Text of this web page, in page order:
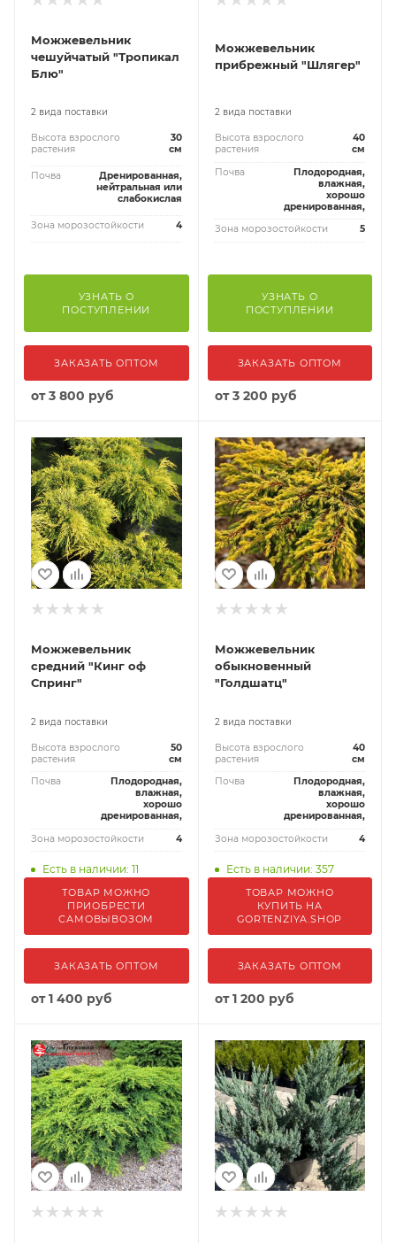
Можжевельник
чешуйчатый "Тропикал
Блю"
2 вида поставки
Высота взрослого
растения
30
см
Почва
Дренированная,
нейтральная или
слабокислая
Зона морозостойкости 4
УЗНАТЬ О
ПОСТУПЛЕНИИ
ЗАКАЗАТЬ ОПТОМ
от3 800 руб
Можжевельник
прибрежный "Шлягер"
2 вида поставки
Высота взрослого
растения
40
см
Почва
Плодородная,
влажная,
хорошо
дренированная,
Зона морозостойкости
5
УЗНАТЬ О
ПОСТУПЛЕНИИ
ЗАКАЗАТЬ ОПТОМ
от3 200 руб
Можжевельник
средний "Кинг оф
Спринг"
2 вида поставки
Высота взрослого
растения
50
см
Почва
Плодородная,
влажная,
хорошо
дренированная,
Зона морозостойкости
4
Есть в наличии: 11
ТОВАР МОЖНО
ПРИОБРЕСТИ
САМОВЫВОЗОМ
ЗАКАЗАТЬ ОПТОМ
от1 400 руб
Можжевельник
обыкновенный
"Голдшатц"
2 вида поставки
Высота взрослого
растения
40
см
Почва
Плодородная,
влажная,
хорошо
дренированная,
Зона морозостойкости
4
Есть в наличии: 357
ТОВАР МОЖНО
КУПИТЬ НА
GORTENZIYA.SHOP
ЗАКАЗАТЬ ОПТОМ
от1 200 руб